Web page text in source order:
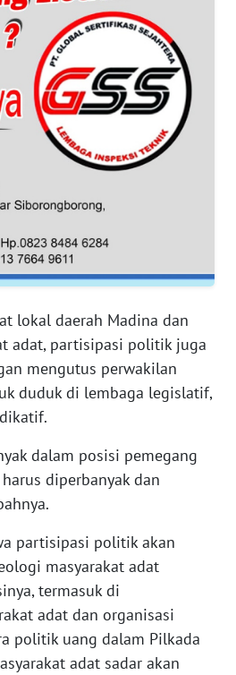
lokal daerah Madina dan
adat, partisipasi politik juga
mengutus perwakilan
duduk di lembaga legislatif,
dalam posisi pemegang
diperbanyak dan
partisipasi politik akan
masyarakat adat
termasuk di
adat dan organisasi
politik uang dalam Pilkada
adat sadar akan